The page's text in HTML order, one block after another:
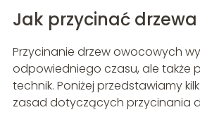
Jak przycinać
Przycinanie drzew owocowych
odpowiedniego czasu, ale także
technik. Poniżej przedstawiamy
zasad dotyczących przycinania